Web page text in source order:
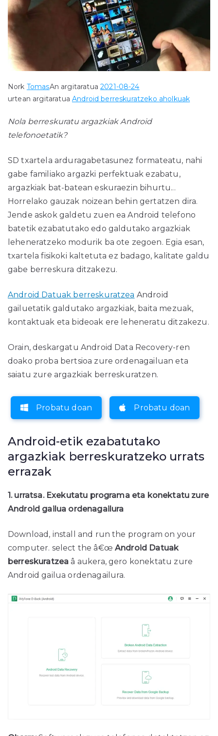
Nork TomasAn argitaratua2021-08-24
urtean argitaratuaAndroid berreskuratzeko aholkuak
Nola berreskuratu argazkiak Android
telefonoetatik?
SD txartela arduragabetasunez formateatu, nahi
gabe familiako argazki perfektuak ezabatu,
argazkiak bat-batean eskuraezin bihurtu...
Horrelako gauzak noizean behin gertatzen dira.
Jende askok galdetu zuen ea Android telefono
batetik ezabatutako edo galdutako argazkiak
leheneratzeko modurik ba ote zegoen. Egia esan,
txartela fisikoki kaltetuta ez badago, kalitate galdu
gabe berreskura ditzakezu.
Android Datuak berreskuratzea Android
gailuetatik galdutako argazkiak, baita mezuak,
kontaktuak eta bideoak ere leheneratu ditzakezu.
Orain, deskargatu Android Data Recovery-ren
doako proba bertsioa zure ordenagailuan eta
saiatu zure argazkiak berreskuratzen.
Probatu doan Probatu doan
Android-etik ezabatutako
argazkiak berreskuratzeko urrats
errazak
1. urratsa. Exekutatu programa eta konektatu zure
Android gailua ordenagailura
Download, install and run the program on your
computer. select the â€œAndroid Datuak
berreskuratzea â aukera, gero konektatu zure
Android gailua ordenagailura.